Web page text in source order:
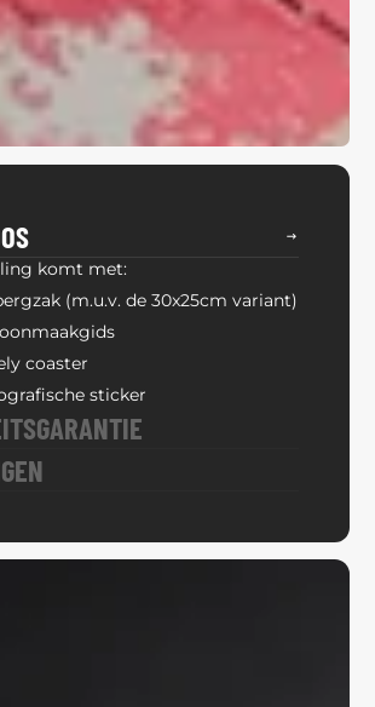
komt met:
(m.u.v. de 30x25cm variant)
coaster
sticker